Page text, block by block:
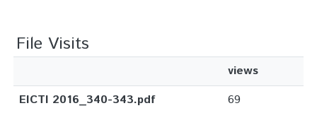
File Visits
views
EICTI 2016_340-343.pdf
69